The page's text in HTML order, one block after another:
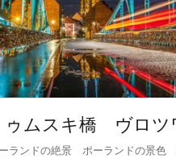
ゥムスキ橋 ヴロ
ランドの絶景 ポーランドの景色